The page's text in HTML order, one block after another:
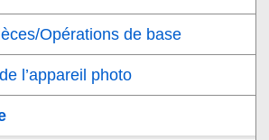
Opérations de base
l’appareil photo